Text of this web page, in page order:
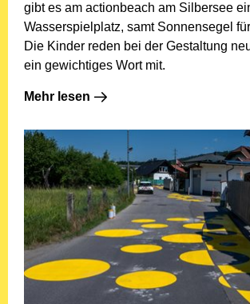
gibt es am actionbeach am Silbersee
Wasserspielplatz, samt Sonnensegel
Die Kinder reden bei der Gestaltung
ein gewichtiges Wort mit.
Mehr lesen: Am Silbersee gibt es
Mehr lesen